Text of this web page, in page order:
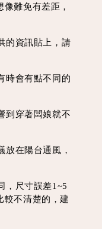
難免有差距，
的資訊貼上，請
時會有點不同的
到穿著闆娘就不
放在陽台通風，
，尺寸誤差1~5
較不清楚的，建